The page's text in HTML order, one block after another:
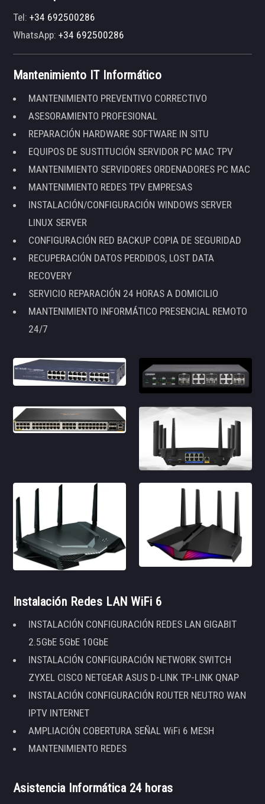
Tel:+34 692500286
WhatsApp:+34 692500286
Mantenimiento IT Informático
MANTENIMIENTO PREVENTIVO CORRECTIVO
ASESORAMIENTO PROFESIONAL
REPARACIÓN HARDWARE SOFTWARE IN SITU
EQUIPOS DE SUSTITUCIÓN SERVIDOR PC MAC TPV
MANTENIMIENTO SERVIDORES ORDENADORES PC MAC
MANTENIMIENTO REDES TPV EMPRESAS
INSTALACIÓN/CONFIGURACIÓN WINDOWS SERVER
LINUX SERVER
CONFIGURACIÓN RED BACKUP COPIA DE SEGURIDAD
RECUPERACIÓN DATOS PERDIDOS, LOST DATA
RECOVERY
SERVICIO REPARACIÓN 24 HORAS A DOMICILIO
MANTENIMIENTO INFORMÁTICO PRESENCIAL REMOTO
24/7
Instalación Redes LAN WiFi 6
INSTALACIÓN CONFIGURACIÓN REDES LAN GIGABIT
2.5GbE 5GbE 10GbE
INSTALACIÓN CONFIGURACIÓN NETWORK SWITCH
ZYXEL CISCO NETGEAR ASUS D-LINK TP-LINK QNAP
INSTALACIÓN CONFIGURACIÓN ROUTER NEUTRO WAN
IPTV INTERNET
AMPLIACIÓN COBERTURA SEÑAL WiFi 6 MESH
MANTENIMIENTO REDES
Asistencia Informática 24 horas